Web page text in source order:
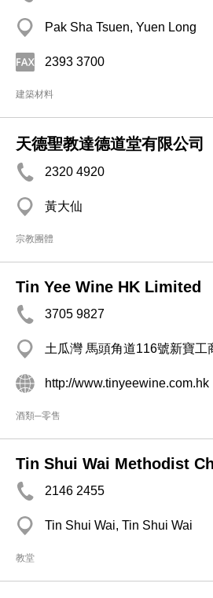
Pak Sha Tsuen, Yuen Long
2393 3700
建築材料
天德聖教達德道堂有限公司
2320 4920
黃大仙
宗教團體
Tin Yee Wine HK Limited
3705 9827
土瓜灣 馬頭角道116號新寶工
http://www.tinyeewine.com.hk
酒類─零售
Tin Shui Wai Methodist
2146 2455
Tin Shui Wai, Tin Shui Wai
教堂